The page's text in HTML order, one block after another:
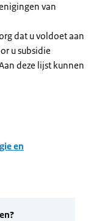
van
dat u voldoet aan
u subsidie
deze lijst kunnen
en